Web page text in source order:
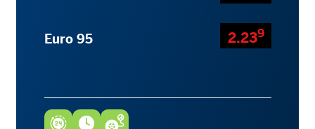
Euro 95 2.239